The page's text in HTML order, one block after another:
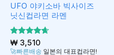
UFO 야키소바 빅사이즈
닛신컵라면 라멘
5 중에서
4.67로 평
₩3,510
🚀빠른배송 일본의 대표컵라면!